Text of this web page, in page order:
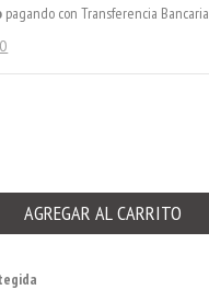
pagando con Transferencia Bancaria